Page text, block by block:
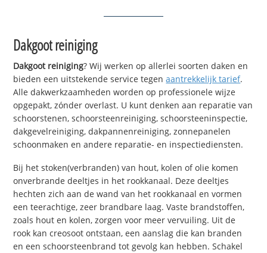
Dakgoot reiniging
Dakgoot reiniging? Wij werken op allerlei soorten daken en
bieden een uitstekende service tegenaantrekkelijk tarief.
Alle dakwerkzaamheden worden op professionele wijze
opgepakt, zónder overlast. U kunt denken aan reparatie van
schoorstenen, schoorsteenreiniging, schoorsteeninspectie,
dakgevelreiniging, dakpannenreiniging, zonnepanelen
schoonmaken en andere reparatie- en inspectiediensten.
Bij het stoken(verbranden) van hout, kolen of olie komen
onverbrande deeltjes in het rookkanaal. Deze deeltjes
hechten zich aan de wand van het rookkanaal en vormen
een teerachtige, zeer brandbare laag. Vaste brandstoffen,
zoals hout en kolen, zorgen voor meer vervuiling. Uit de
rook kan creosoot ontstaan, een aanslag die kan branden
en een schoorsteenbrand tot gevolg kan hebben. Schakel